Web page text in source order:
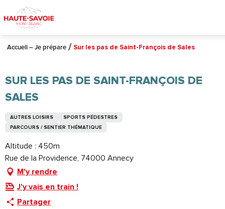
au
contenu
principal
Accueil – Je prépare Sur les pas de Saint-François de Sales
SUR LES PAS DE SAINT-FRANÇOIS DE
SALES
AUTRES LOISIRS
SPORTS PÉDESTRES
PARCOURS / SENTIER THÉMATIQUE
Altitude : 450m
Rue de la Providence, 74000 Annecy
M'y rendre
J'y vais en train !
Partager